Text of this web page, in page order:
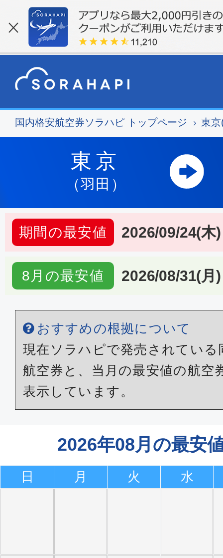
国内格安航空券ソラハピ トップページ 東
東京
（羽田）
期間の最安値 2026/09/24(木)
8月の最安値 2026/08/31(月)
おすすめの根拠について
現在ソラハピで発売されている
航空券と、当月の最安値の航空
表示しています。
2026年08月の最安
日 月 火 水